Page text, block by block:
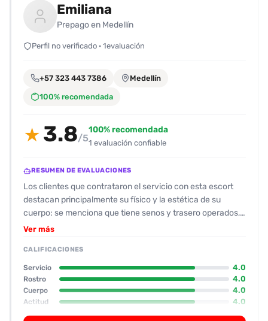
guardar
favoritas
para
fácilmente.
Emiliana
Prepago en Medellín
Perfil no verificado · 1evaluación
+57 323 443 7386 Medellín
100% recomendada
★ 3.8/5
100% recomendada
1 evaluación confiable
RESUMEN DE EVALUACIONES
Los clientes que contrataron el servicio con esta escort
destacan principalmente su físico y la estética de su
cuerpo: se menciona que tiene senos y trasero operados,
y un tatuaje visible en la zona posterior que resulta un
buena (≈8/10); el encuentro fue rápido (30‑35 min) y
centrado en la interacción visual y el placer inmediato. La
acompañante mostró una actitud amigable al llegar al
lugar y fue clara respecto a la disponibilidad; sin embargo,
la disponibilidad de tiempo se limitó, ya que el cliente sintió
que la sesión quedó corta y que la atención “se aceleró” al
Ver más
CALIFICACIONES
Servicio 4.0
Rostro 4.0
Cuerpo 4.0
Actitud 4.0